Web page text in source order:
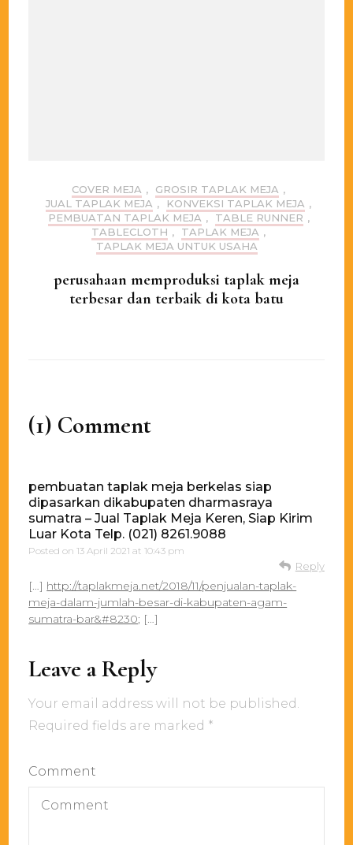
COVER MEJA , GROSIR TAPLAK MEJA ,
JUAL TAPLAK MEJA , KONVEKSI TAPLAK MEJA ,
PEMBUATAN TAPLAK MEJA , TABLE RUNNER ,
TABLECLOTH , TAPLAK MEJA ,
TAPLAK MEJA UNTUK USAHA
perusahaan memproduksi taplak meja
terbesar dan terbaik di kota batu
(1) Comment
pembuatan taplak meja berkelas siap
dipasarkan dikabupaten dharmasraya
sumatra – Jual Taplak Meja Keren, Siap Kirim
Luar Kota Telp. (021) 8261.9088
Posted on13 April 2021 at 10:43 pm
Reply
[…] http://taplakmeja.net/2018/11/penjualan-taplak-
meja-dalam-jumlah-besar-di-kabupaten-agam-
sumatra-bar&#8230; […]
Leave a Reply
Your email address will not be published.
Required fields are marked *
Comment